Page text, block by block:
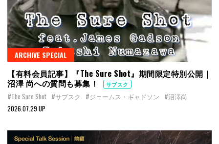
ARCHIVE SPECIAL
【有料会員記事】『The Sure Shot』期間限定特別公開｜
沼澤 尚への質問も募集！
サブスク
#The Sure Shot #サブスク #ジェームス・ギャドソン #沼澤尚
2026.07.29 UP